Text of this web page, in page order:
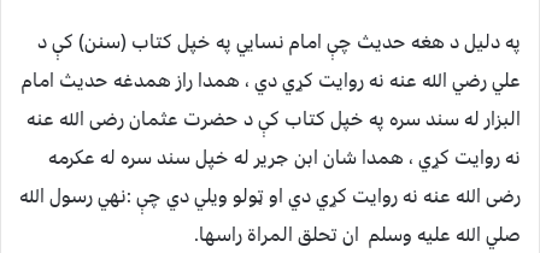
په دليل د هغه حديث چې امام نسايي په خپل کتاب (سنن) کې د
علي رضي الله عنه نه روايت کړي دي ، همدا راز همدغه حديث امام
البزار له سند سره په خپل کتاب کې د حضرت عثمان رضی الله عنه
نه روايت کړي ، همدا شان ابن جرير له خپل سند سره له عکرمه
رضی الله عنه نه روايت کړي دي او ټولو ويلي دي چې :نهي رسول الله
صلي الله عليه وسلم ان تحلق المراة راسها.